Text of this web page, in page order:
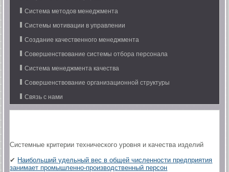
Система методов менеджмента
Системы мотивации в управлении
Создание качественного менеджмента
Совершенствование системы отбора персонала
Система менеджмента качества
Совершенствование организационной структуры
Связь с нами
Системные критерии технического уровня и качества изделий
✔ Наибольший удельный вес в общей численности предприятия
занимает промышленно-производственный персон